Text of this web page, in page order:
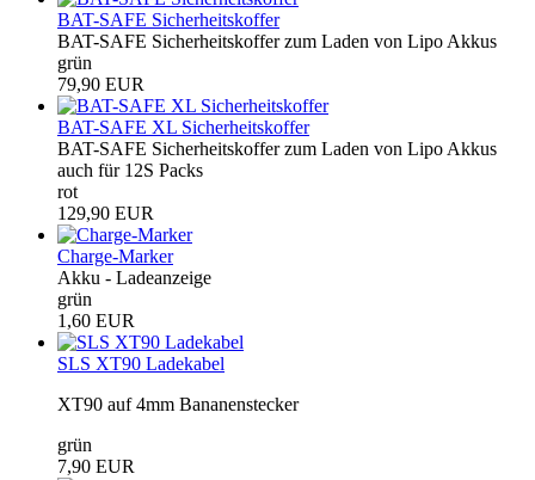
BAT-SAFE Sicherheitskoffer
BAT-SAFE Sicherheitskoffer zum Laden von Lipo Akkus
grün
79,90 EUR
BAT-SAFE XL Sicherheitskoffer
BAT-SAFE Sicherheitskoffer zum Laden von Lipo Akkus
auch für 12S Packs
rot
129,90 EUR
Charge-Marker
Akku - Ladeanzeige
grün
1,60 EUR
SLS XT90 Ladekabel
XT90 auf 4mm Bananenstecker
grün
7,90 EUR